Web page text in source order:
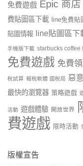
免費遊戲 Epic 商店
費貼圖區下載
line免費貼
貼圖情報
line貼圖區下
手機版下載 starbucks coffee
免費遊戲 免費
稅試算 報稅軟體 國稅局 惡
最快的瀏覽器 策略遊戲
活動 遊戲體驗 開放世界
費遊戲 限時活動
版權宣告